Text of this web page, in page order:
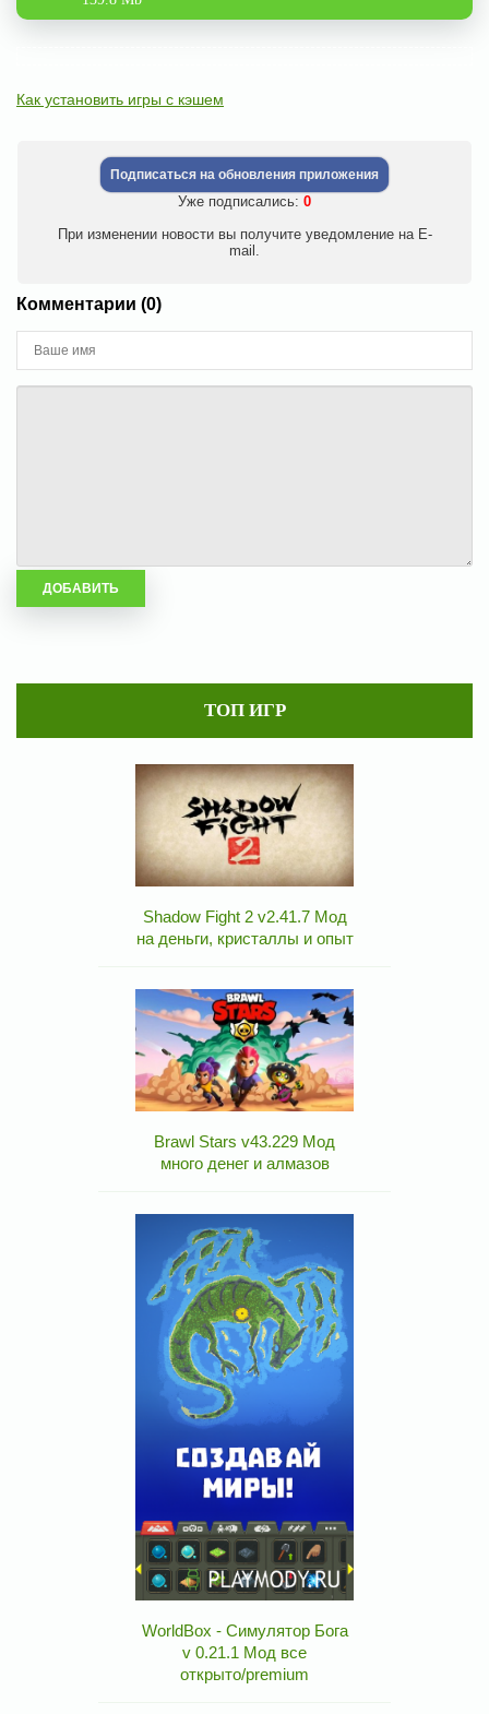
Как установить игры с кэшем
Подписаться на обновления приложения
Уже подписались: 0
При изменении новости вы получите уведомление на E-
mail.
Комментарии (0)
ТОП ИГР
Shadow Fight 2 v2.41.7 Мод
на деньги, кристаллы и опыт
Brawl Stars v43.229 Мод
много денег и алмазов
WorldBox - Симулятор Бога
v 0.21.1 Мод все
открыто/premium